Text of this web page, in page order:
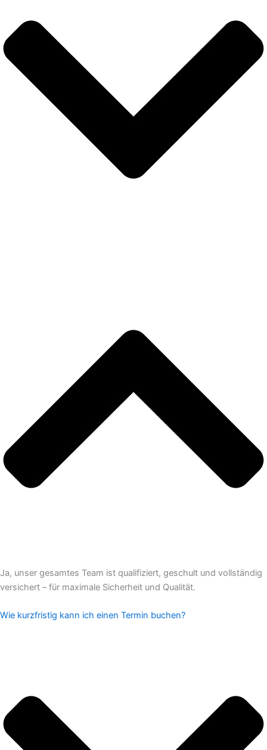
Ja, unser gesamtes Team ist qualifiziert, geschult und vollständig
versichert – für maximale Sicherheit und Qualität.
Wie kurzfristig kann ich einen Termin buchen?